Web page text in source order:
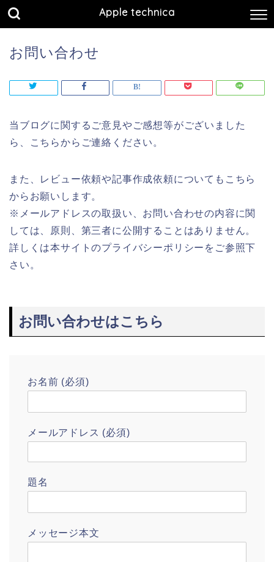
Apple technica
お問い合わせ
当ブログに関するご意見やご感想等がございました
ら、こちらからご連絡ください。
また、レビュー依頼や記事作成依頼についてもこちら
からお願いします。
※メールアドレスの取扱い、お問い合わせの内容に関
しては、原則、第三者に公開することはありません。
詳しくは本サイトのプライバシーポリシーをご参照下
さい。
お問い合わせはこちら
お名前 (必須)
メールアドレス (必須)
題名
メッセージ本文